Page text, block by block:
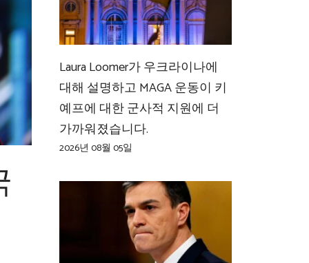
Laura Loomer가 우크라이나에
대해 설명하고 MAGA 운동이 키
예프에 대한 군사적 지원에 더
가까워졌습니다.
2026년 08월 05일